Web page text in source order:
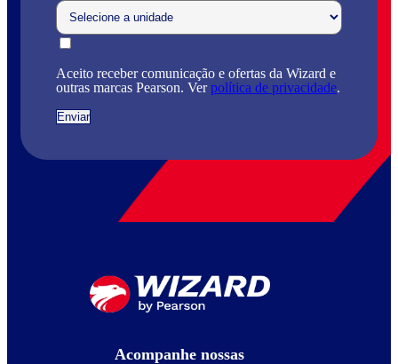
Aceito receber comunicação e ofertas da Wizard e
outras marcas Pearson. Verpolítica de privacidade.
Acompanhe nossas